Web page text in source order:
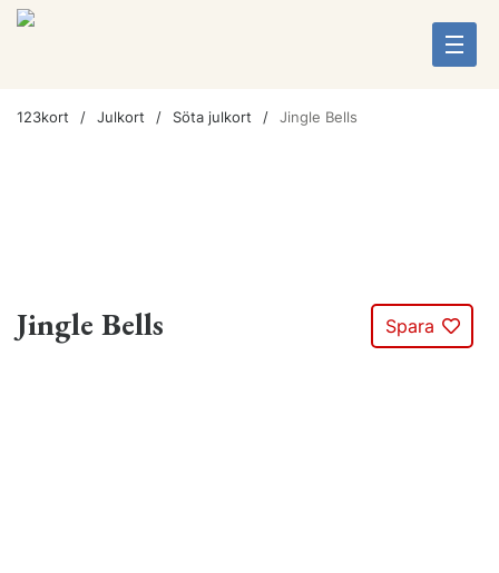
123kort Julkort Söta julkort Jingle Bells
Jingle Bells Spara